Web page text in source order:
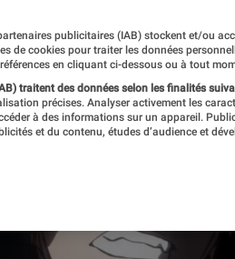
publicitaires (IAB) stockent et/ou
de cookies pour traiter les données
en cliquant ci-dessous ou à tout
traitent des données selon les finalités
précises. Analyser activement les
à des informations sur un appareil.
et du contenu, études d’audience et